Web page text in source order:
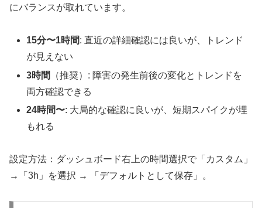
にバランスが取れています。
15分〜1時間: 直近の詳細確認には良いが、トレンド
が見えない
3時間
（推奨）: 障害の発生前後の変化とトレンドを
両方確認できる
24時間〜: 大局的な確認に良いが、短期スパイクが埋
もれる
設定方法：ダッシュボード右上の時間選択で「カスタム」
→「3h」を選択 → 「デフォルトとして保存」。